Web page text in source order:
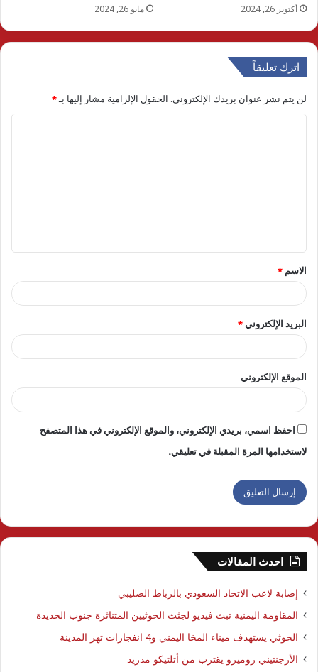
أكتوبر 26, 2024 مايو 26, 2024
اترك تعليقاً
لن يتم نشر عنوان بريدك الإلكتروني. الحقول الإلزامية مشار إليها بـ*
ق
*
الاسم *
البريد الإلكتروني*
الموقع الإلكتروني
احفظ اسمي، بريدي الإلكتروني، والموقع الإلكتروني في هذا المتصفح
لاستخدامها المرة المقبلة في تعليقي.
احدث المقالات
إصابة لاعب الاتحاد السعودي بالرباط الصليبي
المقاومة اليمنية تبث فيديو لجثث الحوثيين المتناثرة جنوب الحديدة
الحوثي يستهدف ميناء المخا اليمني و4 انفجارات تهز المدينة
الأرجنتيني روميرو يقترب من أتلتيكو مدريد